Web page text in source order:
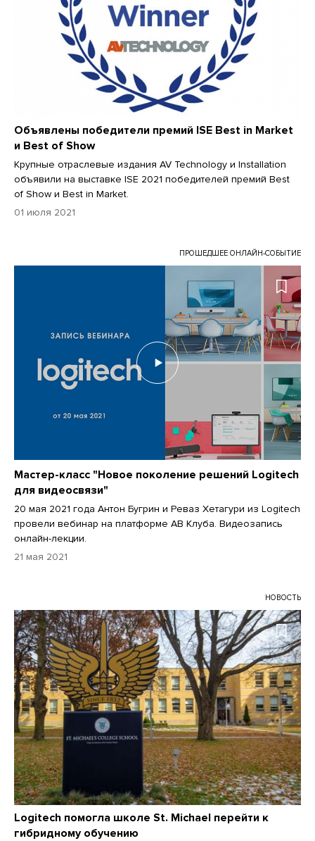
Объявлены победители премий ISE Best in Market
и Best of Show
Крупные отраслевые издания AV Technology и Installation
объявили на выставке ISE 2021 победителей премий Best
of Show и Best in Market.
01 июля 2021
ПРОШЕДШЕЕ ОНЛАЙН-СОБЫТИЕ
Мастер-класс "Новое поколение решений Logitech
для видеосвязи"
20 мая 2021 года Антон Бугрин и Реваз Хетагури из Logitech
провели вебинар на платформе АВ Клуба. Видеозапись
онлайн-лекции.
21 мая 2021
НОВОСТЬ
Logitech помогла школе St. Michael перейти к
гибридному обучению